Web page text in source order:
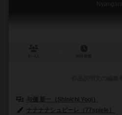
Nyangara
与儀 新一（Shinichi Yogi）
ナナナナシュピーレ（77spiele）